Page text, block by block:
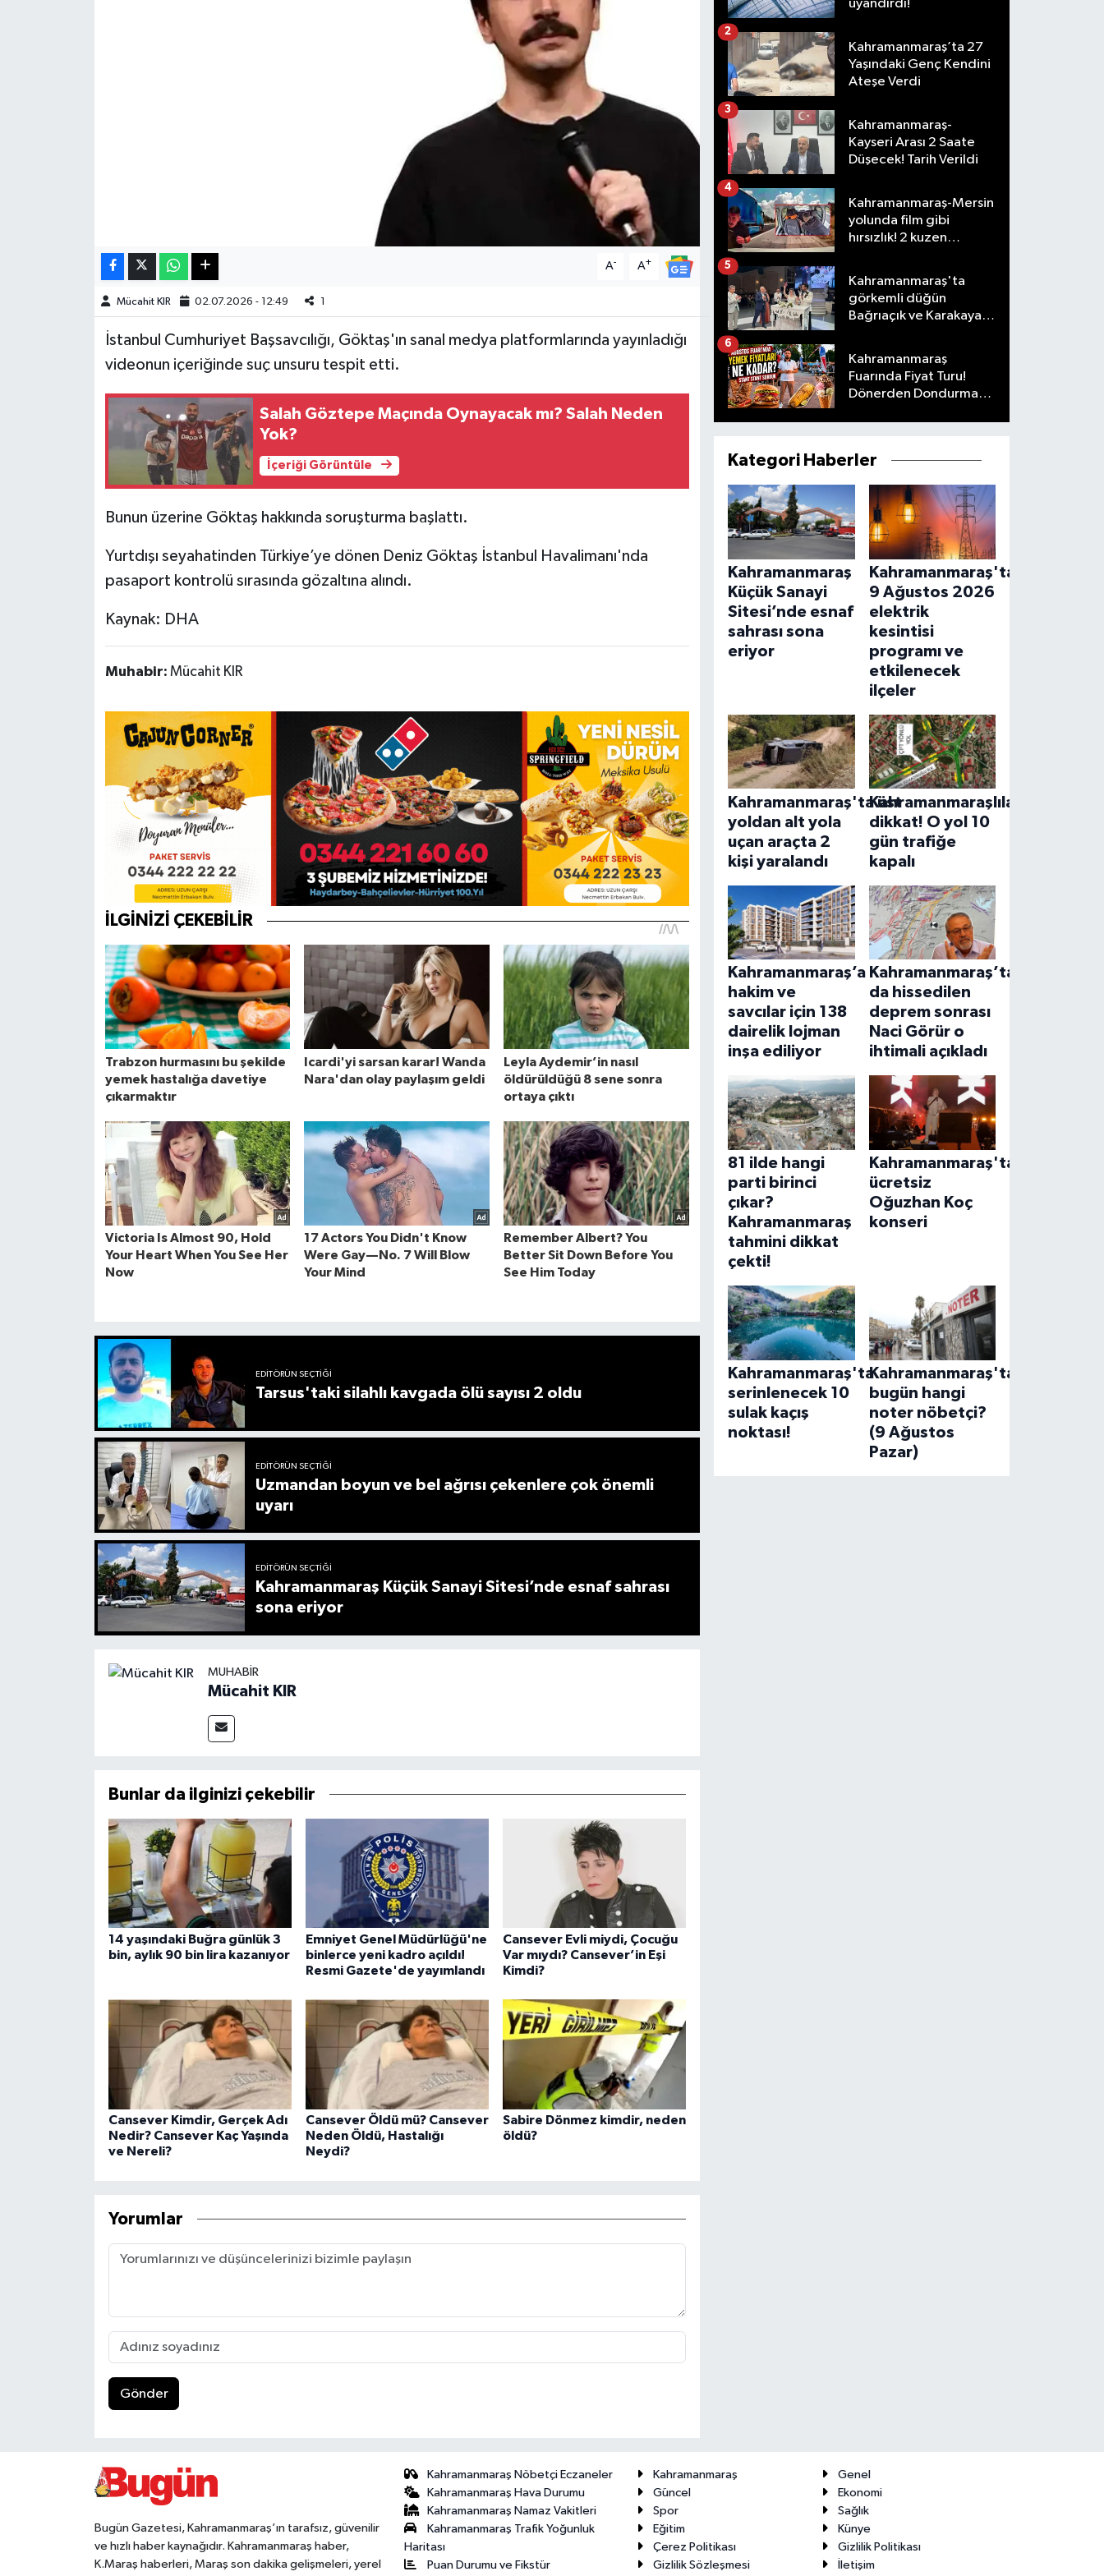
A- A+
Mücahit KIR 02.07.2026 - 12:49 1
İstanbul Cumhuriyet Başsavcılığı, Göktaş'ın sanal medya platformlarında yayınladığı
videonun içeriğinde suç unsuru tespit etti.
Salah Göztepe Maçında Oynayacak mı? Salah Neden
Yok?
İçeriği Görüntüle
Bunun üzerine Göktaş hakkında soruşturma başlattı.
Yurtdışı seyahatinden Türkiye’ye dönen Deniz Göktaş İstanbul Havalimanı'nda
pasaport kontrolü sırasında gözaltına alındı.
Kaynak: DHA
Muhabir: Mücahit KIR
EDITÖRÜN SEÇTIĞI
Tarsus'taki silahlı kavgada ölü sayısı 2 oldu
EDITÖRÜN SEÇTIĞI
Uzmandan boyun ve bel ağrısı çekenlere çok önemli
uyarı
EDITÖRÜN SEÇTIĞI
Kahramanmaraş Küçük Sanayi Sitesi’nde esnaf sahrası
sona eriyor
MUHABIR
Mücahit KIR
Bunlar da ilginizi çekebilir
14 yaşındaki Buğra günlük 3
bin, aylık 90 bin lira kazanıyor
Emniyet Genel Müdürlüğü'ne
binlerce yeni kadro açıldı!
Resmi Gazete'de yayımlandı
Cansever Evli miydi, Çocuğu
Var mıydı? Cansever’in Eşi
Kimdi?
Cansever Kimdir, Gerçek Adı
Nedir? Cansever Kaç Yaşında
ve Nereli?
Cansever Öldü mü? Cansever
Neden Öldü, Hastalığı
Neydi?
Sabire Dönmez kimdir, neden
öldü?
Yorumlar
Gönder
uyandırdı!
Kahramanmaraş’ta 27
Yaşındaki Genç Kendini
Ateşe Verdi
2
Kahramanmaraş-
Kayseri Arası 2 Saate
Düşecek! Tarih Verildi
3
Kahramanmaraş-Mersin
yolunda film gibi
hırsızlık! 2 kuzen
4
Kahramanmaraş'ta
görkemli düğün
Bağrıaçık ve Karakaya
5
Kahramanmaraş
Fuarında Fiyat Turu!
Dönerden Dondurmaya
6
Kategori Haberler
Kahramanmaraş
Küçük Sanayi
Sitesi’nde esnaf
sahrası sona
eriyor
Kahramanmaraş'ta
9 Ağustos 2026
elektrik
kesintisi
programı ve
etkilenecek
ilçeler
Kahramanmaraş'ta üst
yoldan alt yola
uçan araçta 2
kişi yaralandı
Kahramanmaraşlılar
dikkat! O yol 10
gün trafiğe
kapalı
Kahramanmaraş’a
hakim ve
savcılar için 138
dairelik lojman
inşa ediliyor
Kahramanmaraş’ta
da hissedilen
deprem sonrası
Naci Görür o
ihtimali açıkladı
81 ilde hangi
parti birinci
çıkar?
Kahramanmaraş
tahmini dikkat
çekti!
Kahramanmaraş'ta
ücretsiz
Oğuzhan Koç
konseri
Kahramanmaraş'ta
serinlenecek 10
sulak kaçış
noktası!
Kahramanmaraş'ta
bugün hangi
noter nöbetçi?
(9 Ağustos
Pazar)
Bugün Gazetesi, Kahramanmaraş’ın tarafsız, güvenilir
ve hızlı haber kaynağıdır. Kahramanmaraş haber,
K.Maraş haberleri, Maraş son dakika gelişmeleri, yerel
Kahramanmaraş Nöbetçi Eczaneler
Kahramanmaraş Hava Durumu
Kahramanmaraş Namaz Vakitleri
Kahramanmaraş Trafik Yoğunluk
Haritası
Puan Durumu ve Fikstür
Kahramanmaraş
Genel
Güncel
Ekonomi
Spor
Sağlık
Eğitim
Künye
Çerez Politikası
Gizlilik Politikası
Gizlilik Sözleşmesi
İletişim
SürManşet
KAHRAMANMARAŞ